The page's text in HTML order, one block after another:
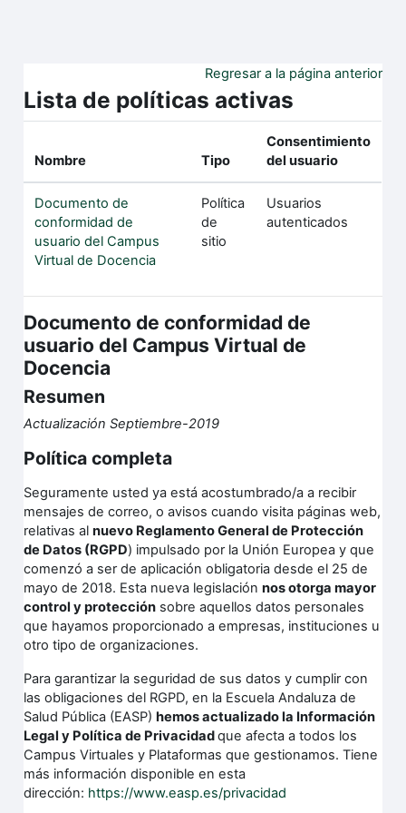
Regresar a la página anterior
Lista de políticas activas
Nombre Tipo
Consentimiento
del usuario
Documento de
conformidad de
usuario del Campus
Virtual de Docencia
Política
de
sitio
Usuarios
autenticados
Documento de conformidad de
usuario del Campus Virtual de
Docencia
Resumen
Actualización Septiembre-2019
Política completa
Seguramente usted ya está acostumbrado/a a recibir
mensajes de correo, o avisos cuando visita páginas web,
relativas alnuevo Reglamento General de Protección
de Datos (RGPD) impulsado por la Unión Europea y que
comenzó a ser de aplicación obligatoria desde el 25 de
mayo de 2018. Esta nueva legislaciónnos otorga mayor
control y protección sobre aquellos datos personales
que hayamos proporcionado a empresas, instituciones u
otro tipo de organizaciones.
Para garantizar la seguridad de sus datos y cumplir con
las obligaciones del RGPD, en la Escuela Andaluza de
Salud Pública (EASP)hemos actualizado la Información
Legal y Política de Privacidadque afecta a todos los
Campus Virtuales y Plataformas que gestionamos. Tiene
más información disponible en esta
dirección: https://www.easp.es/privacidad